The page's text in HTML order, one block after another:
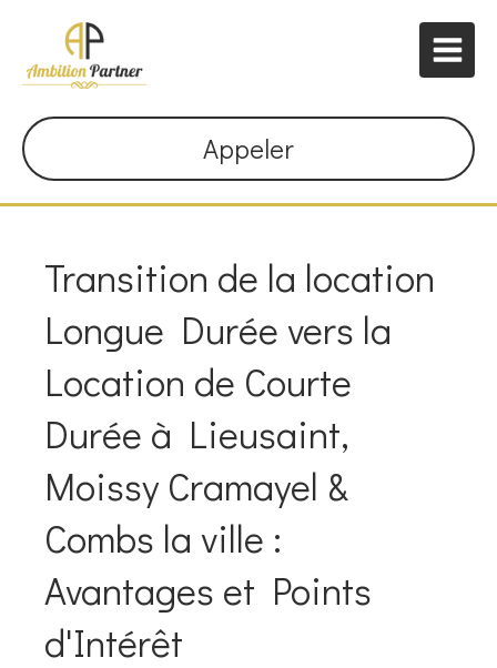
Appeler
Transition de la location
Longue Durée vers la
Location de Courte
Durée à Lieusaint,
Moissy Cramayel &
Combs la ville :
Avantages et Points
d'Intérêt